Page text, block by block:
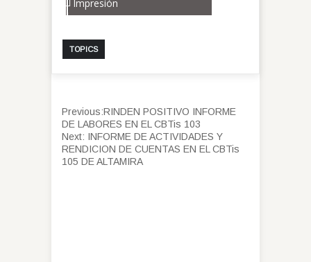
Impresión
TOPICS
Previous:RINDEN POSITIVO INFORME
DE LABORES EN EL CBTis 103
Next: INFORME DE ACTIVIDADES Y
RENDICION DE CUENTAS EN EL CBTis
105 DE ALTAMIRA